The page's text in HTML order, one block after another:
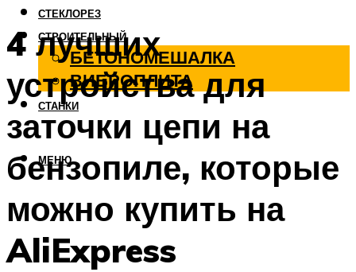
СТЕКЛОРЕЗ
СТРОИТЕЛЬНЫЙ
БЕТОНОМЕШАЛКА
ВИБРОПЛИТА
СТАНКИ
МЕНЮ
4 лучших
устройства для
заточки цепи на
бензопиле, которые
можно купить на
AliExpress